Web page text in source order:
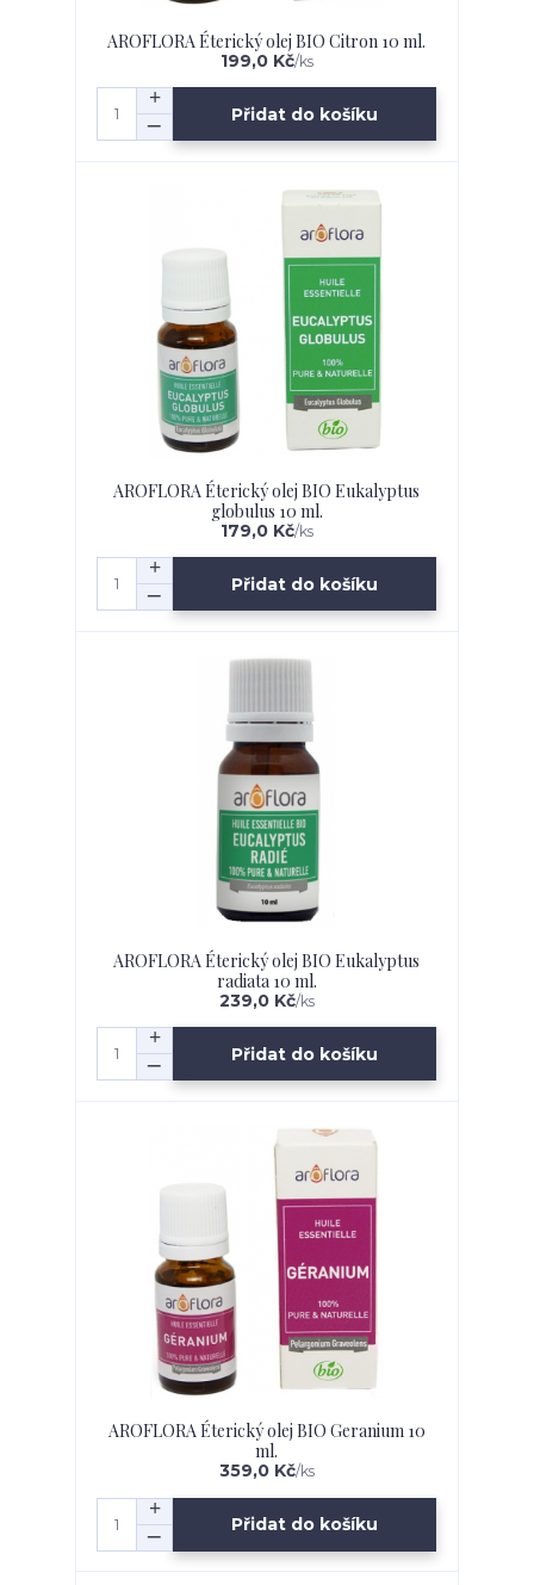
AROFLORA Éterický olej BIO Citron 10 ml.
199,0 Kč/ks
Přidat do košíku
AROFLORA Éterický olej BIO Eukalyptus
globulus 10 ml.
179,0 Kč/ks
Přidat do košíku
AROFLORA Éterický olej BIO Eukalyptus
radiata 10 ml.
239,0 Kč/ks
Přidat do košíku
AROFLORA Éterický olej BIO Geranium 10
ml.
359,0 Kč/ks
Přidat do košíku